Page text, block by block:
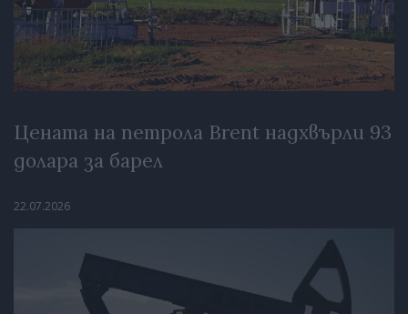
Цената на петрола Brent надхвърли 93
долара за барел
22.07.2026